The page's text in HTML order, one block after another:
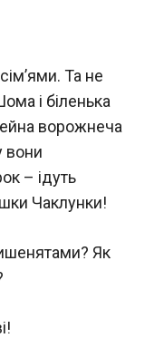
Та не
і біленька
ворожнеча
вони
– ідуть
Чаклунки!
Як